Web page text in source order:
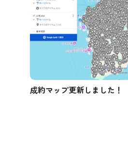
成約マップ更新しました！